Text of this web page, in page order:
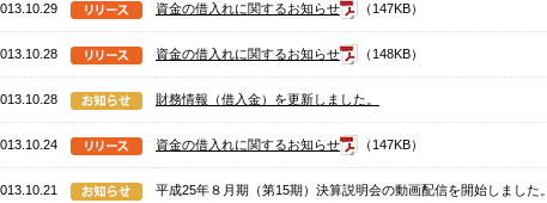
資金の借入れに関するお知らせ （147KB）
資金の借入れに関するお知らせ （148KB）
財務情報（借入金）を更新しました。
資金の借入れに関するお知らせ （147KB）
平成25年８月期（第15期）決算説明会の動画配信を開始しました。